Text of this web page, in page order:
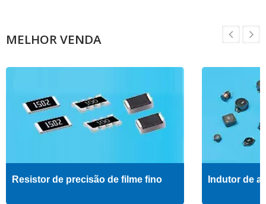
MELHOR VENDA
Resistor de precisão de filme fino Indutor de